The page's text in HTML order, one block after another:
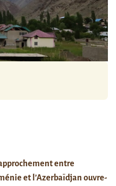
entre
et l’Azerbaïdjan ouvre-